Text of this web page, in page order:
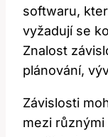
softwaru,
vyžadují se
Znalost
plánování,
Závislosti
mezi